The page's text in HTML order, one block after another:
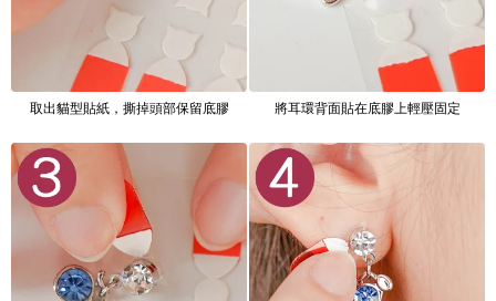
取出貓型貼紙，撕掉頭部保留底膠 將耳環背面貼在底膠上輕壓固定